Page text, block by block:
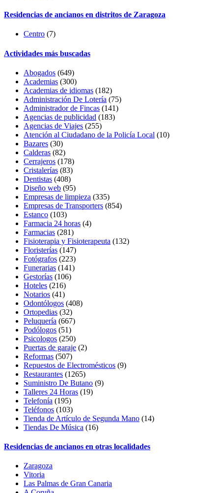
Residencias de ancianos en distritos de Zaragoza
Centro (7)
Actividades más buscadas
Abogados (649)
Academias (300)
Academias de idiomas (182)
Administración De Lotería (75)
Administrador de Fincas (141)
Agencias de publicidad (183)
Agencias de Viajes (255)
Atención al Ciudadano de la Policía Local (10)
Bazares (30)
Calderas (82)
Cerrajeros (178)
Cristalerías (83)
Dentistas (408)
Diseño web (95)
Empresas de limpieza (335)
Empresas de Transporters (854)
Estanco (103)
Farmacia 24 horas (4)
Farmacias (281)
Fisioterapia y Fisioterapeuta (132)
Floristerías (147)
Fotógrafos (223)
Funerarias (141)
Gestorías (106)
Hoteles (216)
Notarios (41)
Odontólogos (408)
Ortopedias (32)
Peluquería (667)
Podólogos (51)
Psicologos (250)
Puertas de garaje (2)
Reformas (507)
Repuestos de Electromésticos (9)
Restaurantes (1265)
Suministro De Butano (9)
Talleres 24 Horas (19)
Telefonía (195)
Teléfonos (103)
Tienda de Artículo de Segunda Mano (14)
Tiendas De Música (16)
Residencias de ancianos en otras localidades
Zaragoza
Vitoria
Las Palmas de Gran Canaria